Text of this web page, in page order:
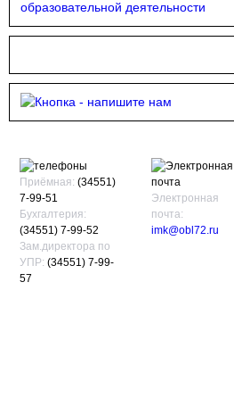
образовательной деятельности
Приёмная: (34551)
7-99-51
Бухгалтерия:
(34551) 7-99-52
Зам.директора по
УПР: (34551) 7-99-
57
Электронная
почта:
imk@obl72.ru